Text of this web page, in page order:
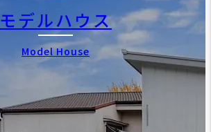
モデルハウス
Model House